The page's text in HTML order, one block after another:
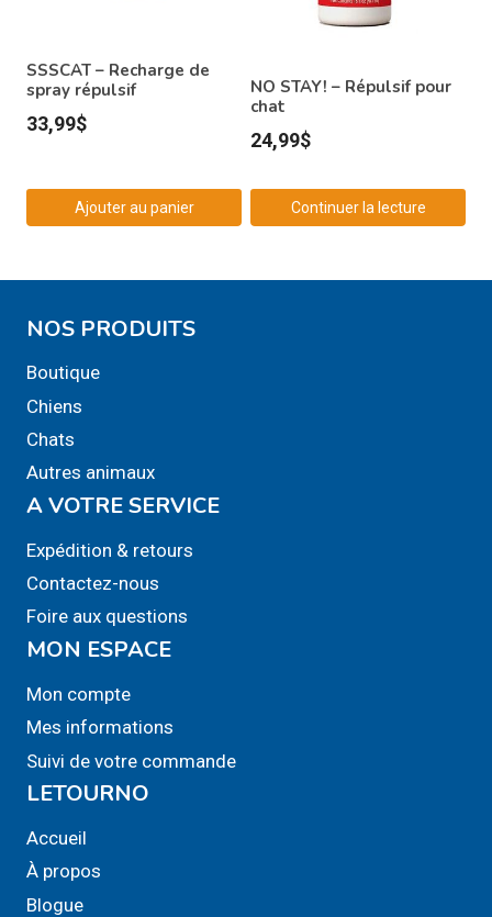
SSSCAT – Recharge de
spray répulsif
33,99$
Ajouter au panier
NO STAY! – Répulsif pour
chat
24,99$
Continuer la lecture
NOS PRODUITS
Boutique
Chiens
Chats
Autres animaux
A VOTRE SERVICE
Expédition & retours
Contactez-nous
Foire aux questions
MON ESPACE
Mon compte
Mes informations
Suivi de votre commande
LETOURNO
Accueil
À propos
Blogue